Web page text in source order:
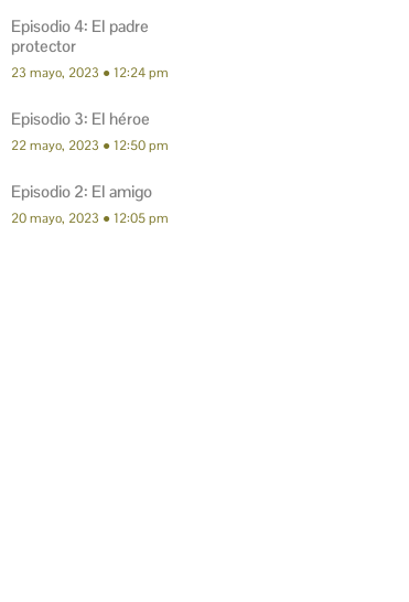
Episodio 4: El padre
protector
23 mayo, 2023 12:24 pm
Episodio 3: El héroe
22 mayo, 2023 12:50 pm
Episodio 2: El amigo
20 mayo, 2023 12:05 pm